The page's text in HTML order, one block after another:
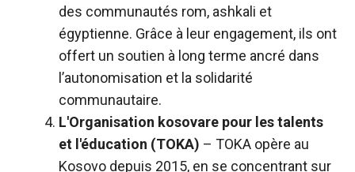
des communautés rom, ashkali et
égyptienne. Grâce à leur engagement, ils ont
offert un soutien à long terme ancré dans
l’autonomisation et la solidarité
communautaire.
L'Organisation kosovare pour les talents
et l'éducation (TOKA) – TOKA opère au
Kosovo depuis 2015, en se concentrant sur